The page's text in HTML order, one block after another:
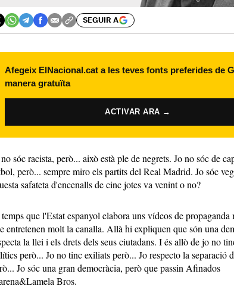
SEGUIR A
Afegeix ElNacional.cat a les teves fonts preferides de
manera gratuïta
ACTIVAR ARA →
sóc racista, però... això està ple de negrets. Jo no sóc de
però... sempre miro els partits del Real Madrid. Jo sóc
safateta d'encenalls de cinc jotes va venint o no?
temps que l'Estat espanyol elabora uns vídeos de
entretenen molt la canalla. Allà hi expliquen que són una
la llei i els drets dels seus ciutadans. I és allò de jo no
però... Jo no tinc exiliats però... Jo respecto la separació
Jo sóc una gran democràcia, però que passin Afinados
Bros.